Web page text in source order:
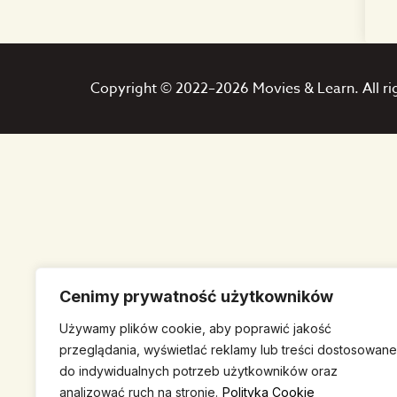
Cenimy prywatność użytkowników
Używamy plików cookie, aby poprawić jakość
przeglądania, wyświetlać reklamy lub treści dostosowane
do indywidualnych potrzeb użytkowników oraz
analizować ruch na stronie. Polityka Cookie
Copyright © 2022–2026 Movies & Learn. All